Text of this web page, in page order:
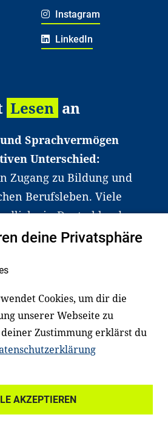
Instagram
LinkedIn
Lesen an
Sprachvermögen
Unterschied:
Zugang zu Bildung und
Berufsleben. Viele
in Deutschland
Schwierigkeiten dabei.
an Erzieher*innen,
andere
Dafür arbeiten wir eng
Unternehmen
zusammen.
deine Privatsphäre
Cookies, um dir die
unserer Webseite zu
Zustimmung erklärst du
AKZEPTIEREN